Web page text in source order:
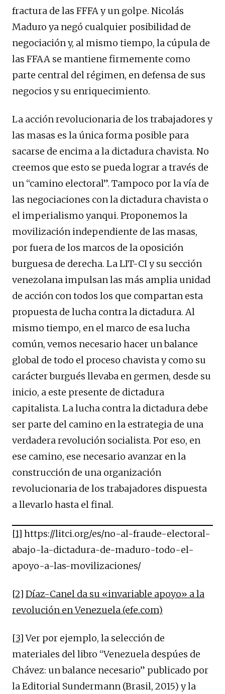
fractura de las FFFA y un golpe. Nicolás
Maduro ya negó cualquier posibilidad de
negociación y, al mismo tiempo, la cúpula de
las FFAA se mantiene firmemente como
parte central del régimen, en defensa de sus
negocios y su enriquecimiento.
La acción revolucionaria de los trabajadores y
las masas es la única forma posible para
sacarse de encima a la dictadura chavista. No
creemos que esto se pueda lograr a través de
un “camino electoral”. Tampoco por la vía de
las negociaciones con la dictadura chavista o
el imperialismo yanqui. Proponemos la
movilización independiente de las masas,
por fuera de los marcos de la oposición
burguesa de derecha. La LIT-CI y su sección
venezolana impulsan las más amplia unidad
de acción con todos los que compartan esta
propuesta de lucha contra la dictadura. Al
mismo tiempo, en el marco de esa lucha
común, vemos necesario hacer un balance
global de todo el proceso chavista y como su
carácter burgués llevaba en germen, desde su
inicio, a este presente de dictadura
capitalista. La lucha contra la dictadura debe
ser parte del camino en la estrategia de una
verdadera revolución socialista. Por eso, en
ese camino, ese necesario avanzar en la
construcción de una organización
revolucionaria de los trabajadores dispuesta
a llevarlo hasta el final.
[1] https://litci.org/es/no-al-fraude-electoral-
abajo-la-dictadura-de-maduro-todo-el-
apoyo-a-las-movilizaciones/
[2] Díaz-Canel da su «invariable apoyo» a la
revolución en Venezuela (efe.com)
[3]Ver por ejemplo, la selección de
materiales del libro “Venezuela despúes de
Chávez: un balance necesario” publicado por
la Editorial Sundermann (Brasil, 2015) y la